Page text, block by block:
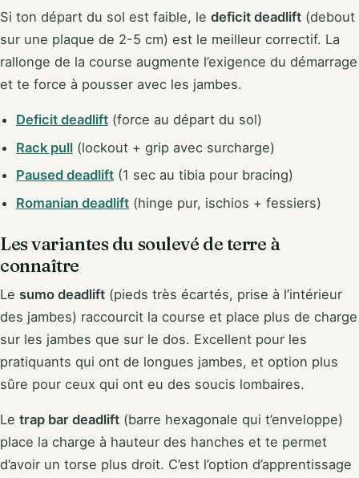
Si ton départ du sol est faible, le deficit deadlift (debout
sur une plaque de 2-5 cm) est le meilleur correctif. La
rallonge de la course augmente l’exigence du démarrage
et te force à pousser avec les jambes.
Deficit deadlift(force au départ du sol)
Rack pull(lockout + grip avec surcharge)
Paused deadlift(1 sec au tibia pour bracing)
Romanian deadlift(hinge pur, ischios + fessiers)
Les variantes du soulevé de terre à
connaître
Le sumo deadlift (pieds très écartés, prise à l’intérieur
des jambes) raccourcit la course et place plus de charge
sur les jambes que sur le dos. Excellent pour les
pratiquants qui ont de longues jambes, et option plus
sûre pour ceux qui ont eu des soucis lombaires.
Le trap bar deadlift (barre hexagonale qui t’enveloppe)
place la charge à hauteur des hanches et te permet
d’avoir un torse plus droit. C’est l’option d’apprentissage